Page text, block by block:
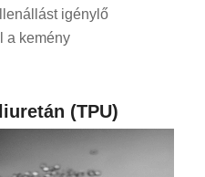
igénylő
a kemény
(TPU)